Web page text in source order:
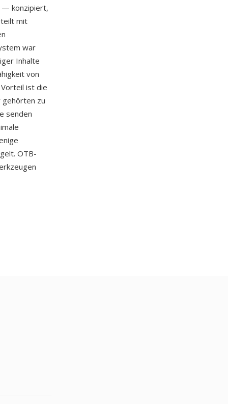
— konzipiert,
mit
war
Inhalte
von
ist die
gehörten zu
senden
OTB-